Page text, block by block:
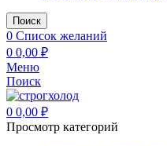
Поиск
0 Список желаний
0 0,00 ₽
Меню
Поиск
0 0,00 ₽
Просмотр категорий